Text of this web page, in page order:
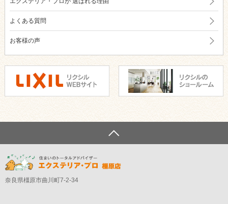
よくある質問
お客様の声
奈良県橿原市曲川町7-2-34